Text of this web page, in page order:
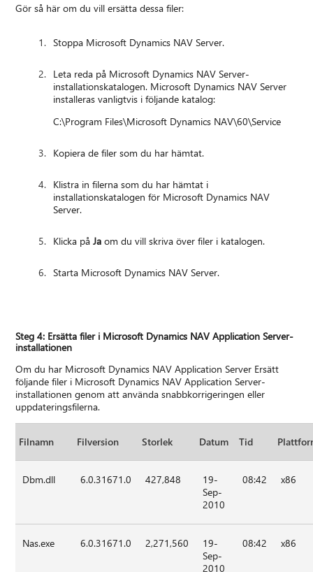
Gör så här om du vill ersätta dessa filer:
Stoppa Microsoft Dynamics NAV Server.
Leta reda på Microsoft Dynamics NAV Server-
installationskatalogen. Microsoft Dynamics NAV Server
installeras vanligtvis i följande katalog:
C:\Program Files\Microsoft Dynamics NAV\60\Service
Kopiera de filer som du har hämtat.
Klistra in filerna som du har hämtat i
installationskatalogen för Microsoft Dynamics NAV
Server.
Klicka påJa om du vill skriva över filer i katalogen.
Starta Microsoft Dynamics NAV Server.
Steg 4: Ersätta filer i Microsoft Dynamics NAV Application Server-
installationen
Om du har Microsoft Dynamics NAV Application Server Ersätt
följande filer i Microsoft Dynamics NAV Application Server-
installationen genom att använda snabbkorrigeringen eller
uppdateringsfilerna.
Filnamn Filversion Storlek Datum Tid
Dbm.dll 6.0.31671.0 427,848
19-
Sep-
2010
08:42 x86
Nas.exe 6.0.31671.0 2,271,560
19-
Sep-
2010
08:42 x86